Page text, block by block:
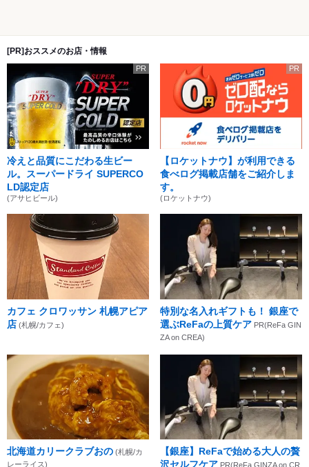
[PR]おススメのお店・情報
PR
冷えと品質にこだわる生ビー
ル。スーパードライ SUPERCO
LD認定店
(アサヒビール)
PR
【ロケットナウ】が利用できる
食べログ掲載店舗をご紹介しま
す。
(ロケットナウ)
カフェ クロワッサン 札幌アピア
店 (札幌/カフェ)
特別な名入れギフトも！ 銀座で
選ぶReFaの上質ケア PR(ReFa GIN
ZA on CREA)
北海道カリークラブおの (札幌/カ
レーライス)
【銀座】ReFaで始める大人の贅
沢セルフケア PR(ReFa GINZA on CR